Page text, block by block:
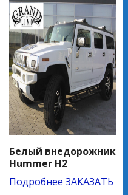
Белый внедорожник
Hummer H2
Подробнее ЗАКАЗАТЬ